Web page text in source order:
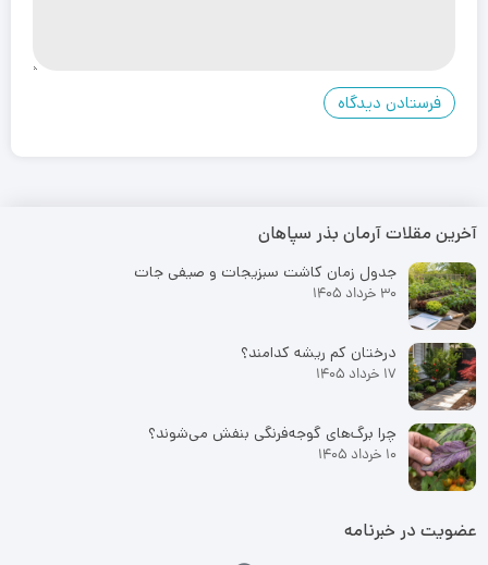
آخرین مقلات آرمان بذر سپاهان
جدول زمان کاشت سبزیجات و صیفی جات
30 خرداد 1405
درختان کم ریشه کدامند؟
17 خرداد 1405
چرا برگ‌های گوجه‌فرنگی بنفش می‌شوند؟
10 خرداد 1405
عضویت در خبرنامه